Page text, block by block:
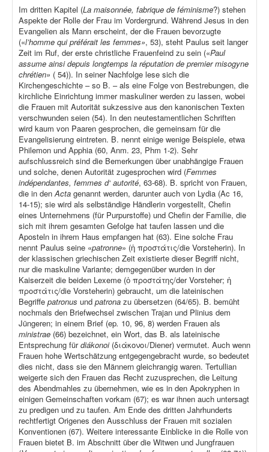
Im dritten Kapitel (La maisonnée, fabrique de féminisme?) stehen
Aspekte der Rolle der Frau im Vordergrund. Während Jesus in den
Evangelien als Mann erscheint, der die Frauen bevorzugte
(«l’homme qui préférait les femmes», 53), steht Paulus seit langer
Zeit im Ruf, der erste christliche Frauenfeind zu sein («Paul
assume ainsi depuis longtemps la réputation de premier misogyne
chrétien» ( 54)). In seiner Nachfolge lese sich die
Kirchengeschichte – so B. – als eine Folge von Bestrebungen, die
kirchliche Einrichtung immer maskuliner werden zu lassen, wobei
die Frauen mit Autorität sukzessive aus den kanonischen Texten
verschwunden seien (54). In den neutestamentlichen Schriften
wird kaum von Paaren gesprochen, die gemeinsam für die
Evangelisierung eintreten. B. nennt einige wenige Beispiele, etwa
Philemon und Apphia (60, Anm. 23, Phm 1-2). Sehr
aufschlussreich sind die Bemerkungen über unabhängige Frauen
und solche, denen Autorität zugesprochen wird (Femmes
indépendantes, femmes d‘ autorité, 63-68). B. spricht von Frauen,
die in denActa genannt werden, darunter auch von Lydia (Ac 16,
14-15); sie wird als selbständige Händlerin vorgestellt, Chefin
eines Unternehmens (für Purpurstoffe) und Chefin der Familie, die
sich mit ihrem gesamten Gefolge hat taufen lassen und die
Aposteln in ihrem Haus empfangen hat (63). Eine solche Frau
nennt Paulus seine «patronne» (ἡ προστάτις/die Vorsteherin). In
der klassischen griechischen Zeit existierte dieser Begriff nicht,
nur die maskuline Variante; demgegenüber wurden in der
Kaiserzeit die beiden Lexeme (ὁ προστάτης/der Vorsteher; ἡ
προστάτις/die Vorsteherin) gebraucht, um die lateinischen
Begriffe patronus und patrona zu übersetzen (64/65). B. bemüht
nochmals den Briefwechsel zwischen Trajan und Plinius dem
Jüngeren; in einem Brief (ep. 10, 96, 8) werden Frauen als
ministrae (66) bezeichnet, ein Wort, das B. als lateinische
Entsprechung fürdiákonoi (διάκονοι/Diener) vermutet. Auch wenn
Frauen hohe Wertschätzung entgegengebracht wurde, so bedeutet
dies nicht, dass sie den Männern gleichrangig waren. Tertullian
weigerte sich den Frauen das Recht zuzusprechen, die Leitung
des Abendmahles zu übernehmen, wie es in den Apokryphen in
einigen Gemeinschaften vorkam (67); es war ihnen auch untersagt
zu predigen und zu taufen. Am Ende des dritten Jahrhunderts
rechtfertigt Origenes den Ausschluss der Frauen mit sozialen
Konventionen (67). Weitere interessante Einblicke in die Rolle von
Frauen bietet B. im Abschnitt über die Witwen und Jungfrauen